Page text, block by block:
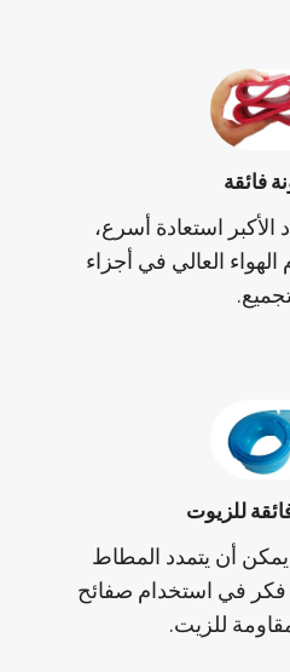
فائقة
استعادة أسرع،
العالي في أجزاء
للزيوت
يمكن أن يتمدد المطاط
فكر في استخدام صفائح
للزيت.